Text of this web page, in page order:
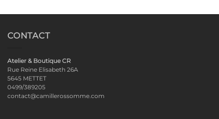
CONTACT
Atelier & Boutique CR
Rue Reine Elisabeth 26A
5645 METTET
0499/389205
contact@camillerossomme.com